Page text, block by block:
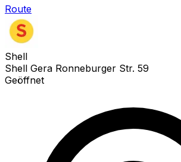
Route
Shell
Shell Gera Ronneburger Str. 59
Geöffnet